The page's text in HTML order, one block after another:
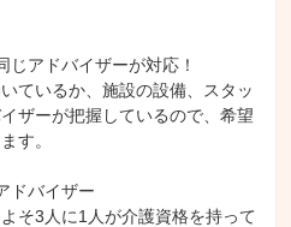
アドバイザーが対応！
ているか、施設の設備、スタッ
ザーが把握しているので、希望
す。
ドバイザー
そ3人に1人が介護資格を持って